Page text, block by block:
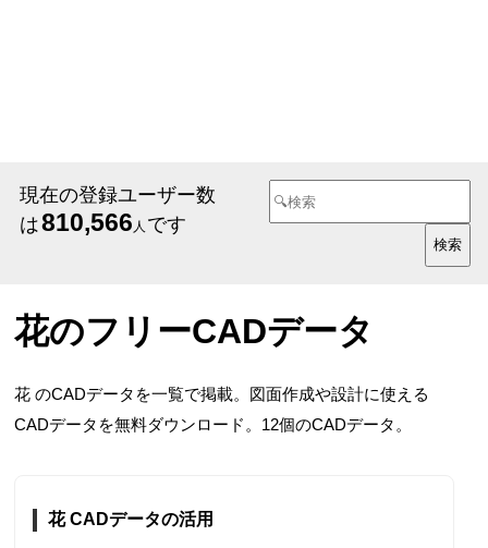
現在の登録ユーザー数
は810,566 人 です
花のフリーCADデータ
花 のCADデータを一覧で掲載。図面作成や設計に使える
CADデータを無料ダウンロード。12個のCADデータ。
花 CADデータの活用